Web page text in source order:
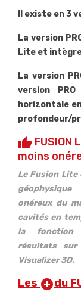
Il existe en 3
La version
Lite et
La version
version
horizontale
profondeur/
thumb_up FUSION
moins
Le Fusion Lite
onéreux du
cavités en
la fonction
résultats
Visualizer 3D.
Les add_circledu